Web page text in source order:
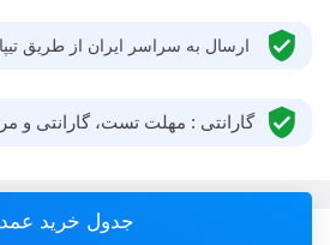
ارسال به سراسر ایران از طریق تیپاکس فقط
گارانتی : مهلت تست، گارانتی و
جدول خرید